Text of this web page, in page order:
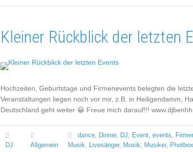
Kleiner Rückblick der letzten
Hochzeiten, Geburtstage und Firmenevents belegten die
Veranstaltungen liegen noch vor mir, z.B. in Heiligendamm,
Deutschland geht weiter 😀 Freue mich darauf!!!
DJ
Allgemein
dance, Dinner, DJ, Event, events,
Musik, Livesänger, Musik, Musiker, Photbox